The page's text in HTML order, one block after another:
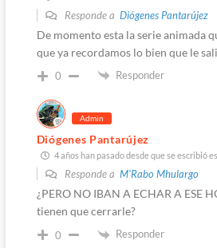
Responde a Diógenes Pantarújez
De momento esta la serie animada
que ya recordamos lo bien que le
0 Responder
Admin
Diógenes Pantarújez
4 años han pasado desde que se escribió
Responde a M'Rabo Mhulargo
¿PERO NO IBAN A ECHAR A ESE
tienen que cerrarle?
0 Responder